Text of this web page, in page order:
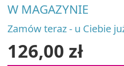
W MAGAZYNIE
Zamów teraz - u Ciebie
126,00 zł